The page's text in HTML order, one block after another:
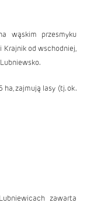
wąskim przesmyku
Krajnik od wschodniej,
zajmują lasy (tj. ok.
zawarta